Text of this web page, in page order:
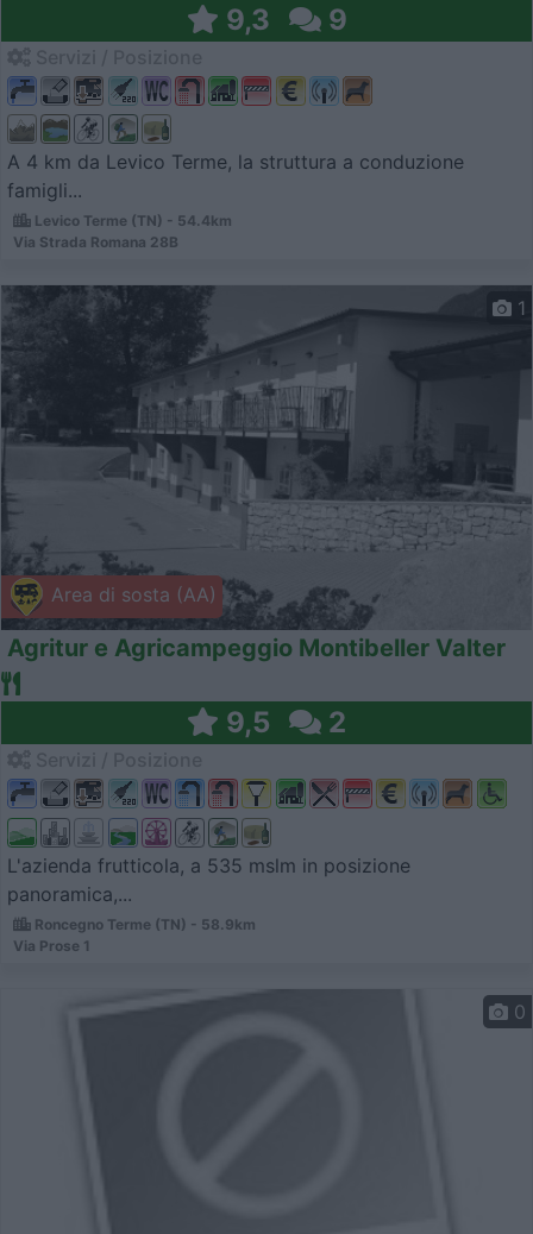
9,3 9
A 4 km da Levico Terme, la struttura a conduzione
famigli...
Levico Terme (TN) - 54.4km
Via Strada Romana 28B
Area di sosta (AA)
1
Agritur e Agricampeggio Montibeller Valter
9,5 2
L'azienda frutticola, a 535 mslm in posizione
panoramica,...
Roncegno Terme (TN) - 58.9km
Via Prose 1
0